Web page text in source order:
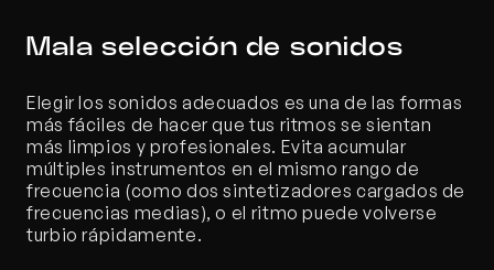
Mala selección de sonidos
Elegir los sonidos adecuados es una de las formas
más fáciles de hacer que tus ritmos se sientan
más limpios y profesionales. Evita acumular
múltiples instrumentos en el mismo rango de
frecuencia (como dos sintetizadores cargados de
frecuencias medias), o el ritmo puede volverse
turbio rápidamente.